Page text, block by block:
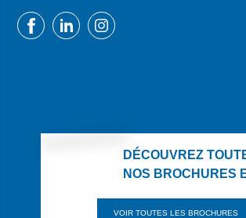
DÉCOUVREZ
NOS BROCHURES
VOIR TOUTES LES BROCHURES